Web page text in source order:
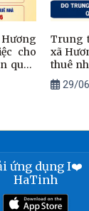
cho
quản
Trung
xã
thuê
lý, khai
29/
ứng dụng I❤️
HaTinh